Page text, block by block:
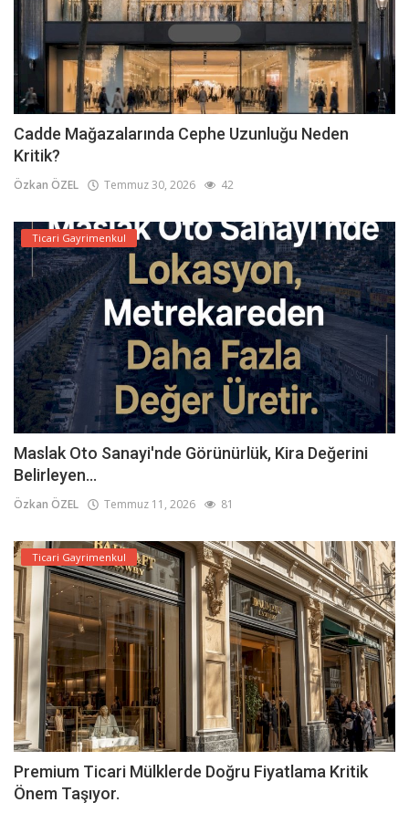
Cadde Mağazalarında Cephe Uzunluğu Neden
Kritik?
Özkan ÖZEL Temmuz 30, 2026 42
Ticari Gayrimenkul
Maslak Oto Sanayi'nde Görünürlük, Kira Değerini
Belirleyen...
Özkan ÖZEL Temmuz 11, 2026 81
Ticari Gayrimenkul
Premium Ticari Mülklerde Doğru Fiyatlama Kritik
Önem Taşıyor.